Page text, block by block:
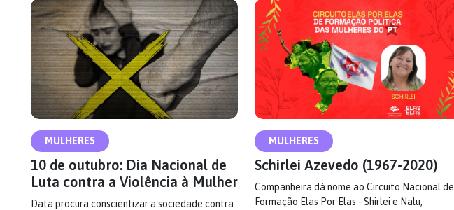
MULHERES
10 de outubro: Dia Nacional de
Luta contra a Violência à Mulher
Data procura conscientizar a sociedade contra
MULHERES
Schirlei Azevedo (1967-2020)
Companheira dá nome ao Circuito Nacional de
Formação Elas Por Elas - Shirlei e Nalu,